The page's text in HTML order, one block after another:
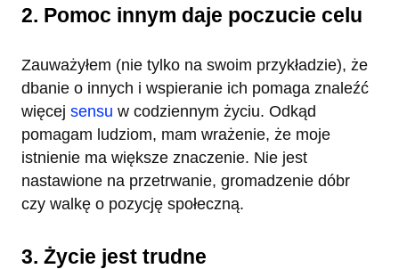
2. Pomoc innym daje poczucie celu
Zauważyłem (nie tylko na swoim przykładzie), że
dbanie o innych i wspieranie ich pomaga znaleźć
więcej sensu w codziennym życiu. Odkąd
pomagam ludziom, mam wrażenie, że moje
istnienie ma większe znaczenie. Nie jest
nastawione na przetrwanie, gromadzenie dóbr
czy walkę o pozycję społeczną.
3. Życie jest trudne